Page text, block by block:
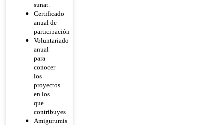
sunat.
Certificado
anual de
participación
Voluntariado
anual
para
conocer
los
proyectos
en los
que
contribuyes
Amigurumis